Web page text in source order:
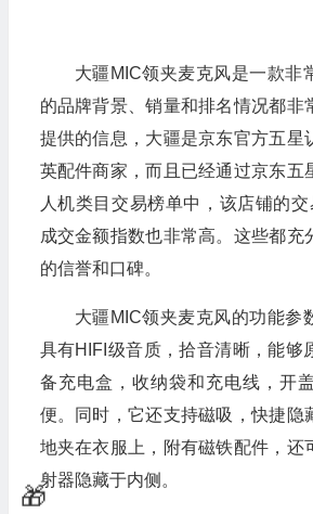
大疆MIC领夹麦克风是一款非
的品牌背景、销量和排名情况都非
提供的信息，大疆是京东官方五星
英配件商家，而且已经通过京东五
人机类目交易榜单中，该店铺的交
成交金额指数也非常高。这些都充
的信誉和口碑。
大疆MIC领夹麦克风的功能参
具有HIFI级音质，拾音清晰，能够
备充电盒，收纳袋和充电线，开
便。同时，它还支持磁吸，快捷隐
地夹在衣服上，附有磁铁配件，还
射器隐藏于内侧。
💰